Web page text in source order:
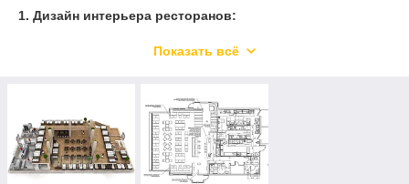
1. Дизайн интерьера ресторанов:
мощный инструмент для привлечения и удержания
2. Технологическое проектирование кухни:
Кухня – это сердце любого ресторана. От ее эффективности
и функциональности зависит скорость обслуживания,
Показать всё